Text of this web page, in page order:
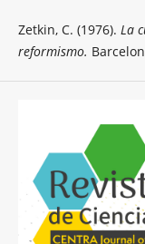
Zetkin, C. (1976). La
reformismo.